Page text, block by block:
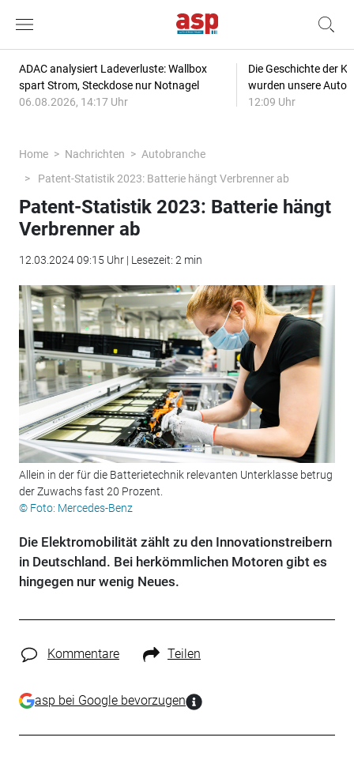
ADAC analysiert Ladeverluste: Wallbox
spart Strom, Steckdose nur Notnagel
06.08.2026, 14:17 Uhr
Die Geschichte der
wurden unsere
12:09 Uhr
Home Nachrichten
Autobranche
Patent-Statistik 2023: Batterie hängt Verbrenner ab
Patent-Statistik 2023: Batterie hängt
Verbrenner ab
12.03.2024 09:15 Uhr | Lesezeit: 2 min
Allein in der für die Batterietechnik relevanten Unterklasse betrug
der Zuwachs fast 20 Prozent.
© Foto: Mercedes-Benz
Die Elektromobilität zählt zu den Innovationstreibern
in Deutschland. Bei herkömmlichen Motoren gibt es
hingegen nur wenig Neues.
Kommentare Teilen
asp bei Google bevorzugen